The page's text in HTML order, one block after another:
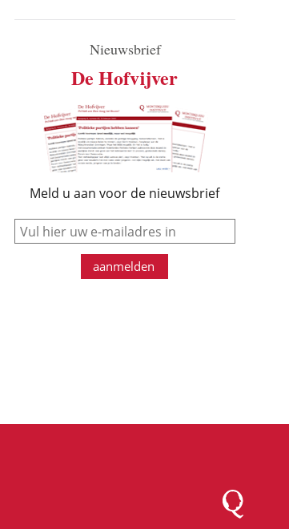
Nieuwsbrief
De Hofvijver
Meld u aan voor de nieuwsbrief
e-mail
aanmelden
Logo